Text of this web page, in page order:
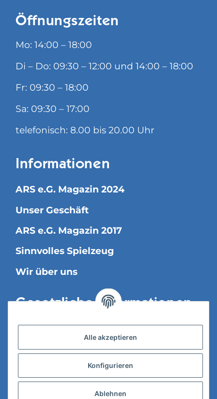
Öffnungszeiten
Mo: 14:00 – 18:00
Di – Do: 09:30 – 12:00 und 14:00 – 18:00
Fr: 09:30 – 18:00
Sa: 09:30 – 17:00
telefonisch: 8.00 bis 20.00 Uhr
Informationen
ARS e.G. Magazin 2024
Unser Geschäft
ARS e.G. Magazin 2017
Sinnvolles Spielzeug
Wir über uns
Gesetzliche Informationen
Versandinformationen
Datenschutz
Alle akzeptieren
Konfigurieren
Ablehnen